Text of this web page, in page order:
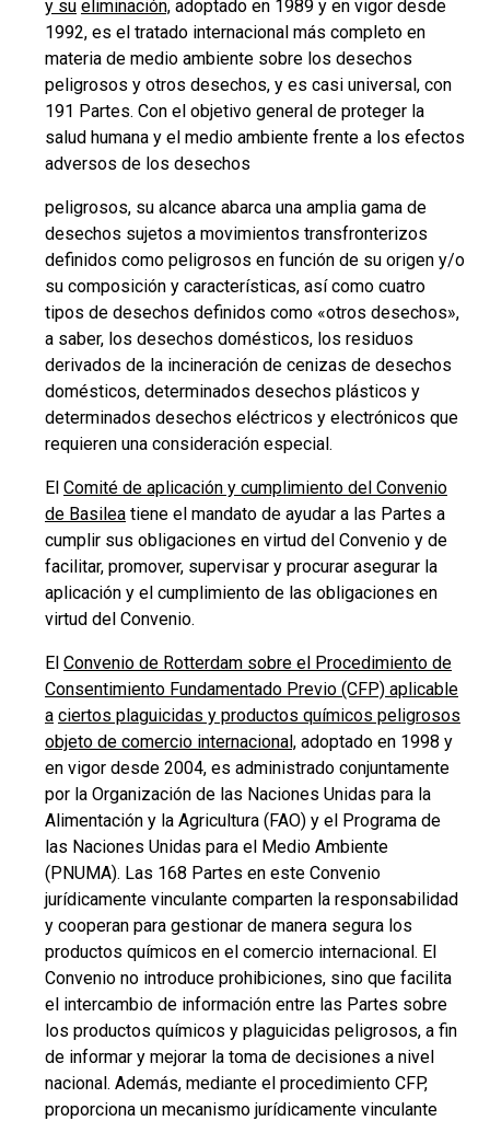
y su eliminación, adoptado en 1989 y en vigor desde
1992, es el tratado internacional más completo en
materia de medio ambiente sobre los desechos
peligrosos y otros desechos, y es casi universal, con
191 Partes. Con el objetivo general de proteger la
salud humana y el medio ambiente frente a los efectos
adversos de los desechos
peligrosos, su alcance abarca una amplia gama de
desechos sujetos a movimientos transfronterizos
definidos como peligrosos en función de su origen y/o
su composición y características, así como cuatro
tipos de desechos definidos como «otros desechos»,
a saber, los desechos domésticos, los residuos
derivados de la incineración de cenizas de desechos
domésticos, determinados desechos plásticos y
determinados desechos eléctricos y electrónicos que
requieren una consideración especial.
El Comité de aplicación y cumplimiento del Convenio
de Basilea tiene el mandato de ayudar a las Partes a
cumplir sus obligaciones en virtud del Convenio y de
facilitar, promover, supervisar y procurar asegurar la
aplicación y el cumplimiento de las obligaciones en
virtud del Convenio.
El Convenio de Rotterdam sobre el Procedimiento de
Consentimiento Fundamentado Previo (CFP) aplicable
a ciertos plaguicidas y productos químicos peligrosos
objeto de comercio internacional, adoptado en 1998 y
en vigor desde 2004, es administrado conjuntamente
por la Organización de las Naciones Unidas para la
Alimentación y la Agricultura (FAO) y el Programa de
las Naciones Unidas para el Medio Ambiente
(PNUMA). Las 168 Partes en este Convenio
jurídicamente vinculante comparten la responsabilidad
y cooperan para gestionar de manera segura los
productos químicos en el comercio internacional. El
Convenio no introduce prohibiciones, sino que facilita
el intercambio de información entre las Partes sobre
los productos químicos y plaguicidas peligrosos, a fin
de informar y mejorar la toma de decisiones a nivel
nacional. Además, mediante el procedimiento CFP,
proporciona un mecanismo jurídicamente vinculante